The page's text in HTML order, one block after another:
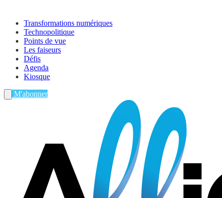
Transformations numériques
Technopolitique
Points de vue
Les faiseurs
Défis
Agenda
Kiosque
M'abonner